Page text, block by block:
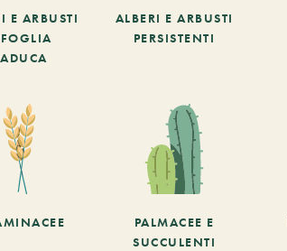
E ARBUSTI
ALBERI E ARBUSTI
PERSISTENTI
PALMACEE E
SUCCULENTI